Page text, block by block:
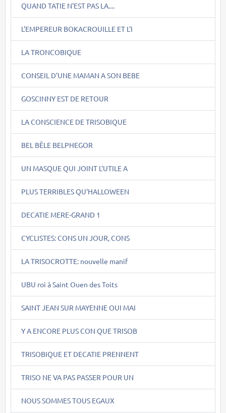
QUAND TATIE N'EST PAS LA....
L'EMPEREUR BOKACROUILLE ET L'I
LA TRONCOBIQUE
CONSEIL D'UNE MAMAN A SON BEBE
GOSCINNY EST DE RETOUR
LA CONSCIENCE DE TRISOBIQUE
BEL BÊLE BELPHEGOR
UN MASQUE QUI JOINT L'UTILE A
PLUS TERRIBLES QU'HALLOWEEN
DECATIE MERE-GRAND 1
CYCLISTES: CONS UN JOUR, CONS
LA TRISOCROTTE: nouvelle manif
UBU roi à Saint Ouen des Toits
SAINT JEAN SUR MAYENNE OUI MAI
Y A ENCORE PLUS CON QUE TRISOB
TRISOBIQUE ET DECATIE PRENNENT
TRISO NE VA PAS PASSER POUR UN
NOUS SOMMES TOUS EGAUX